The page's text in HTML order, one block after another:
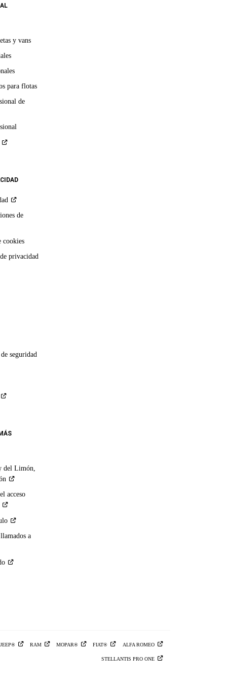
y vans
para flotas
de
de
cookies
privacidad
seguridad
del Limón,
acceso
a
JEEP® RAM MOPAR® FIAT® ALFAROMEO
STELLANTIS PRO ONE